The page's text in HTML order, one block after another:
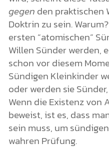
gegen den praktischen
Doktrin zu sein.
ersten “atomischen”
Willen Sünder werden,
schon vor diesem
Sündigen Kleinkinder
oder werden sie
Wenn die Existenz von
beweist, ist es, dass
sein muss, um
wahren Prüfung.